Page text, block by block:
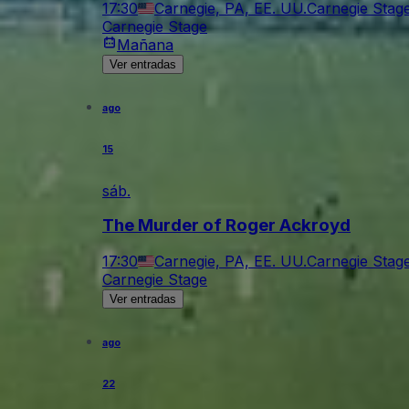
17:30 Carnegie, PA, EE. UU.Carnegie
Carnegie Stage
Mañana
Ver entradas
ago
15
sáb.
The Murder of Roger Ackroyd
17:30 Carnegie, PA, EE. UU.Carnegie
Carnegie Stage
Ver entradas
ago
22